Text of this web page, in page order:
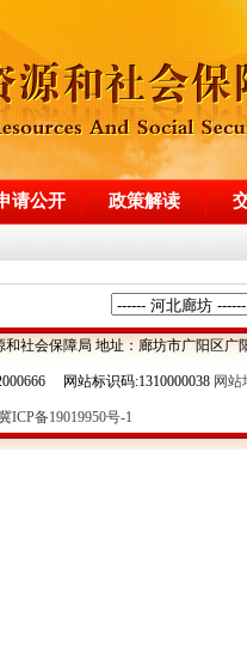
请公开 政策解读
社会保障局 地址：廊坊市广阳区广
网站标识码:1310000038 网站
ICP备19019950号-1